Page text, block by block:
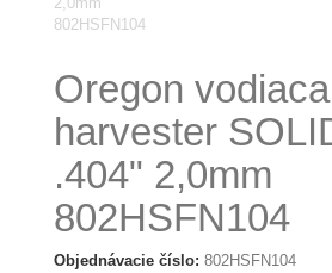
Oregon
harvester
.404" 2,0mm
802HSFN104
Objednávacie číslo: 802HSFN104